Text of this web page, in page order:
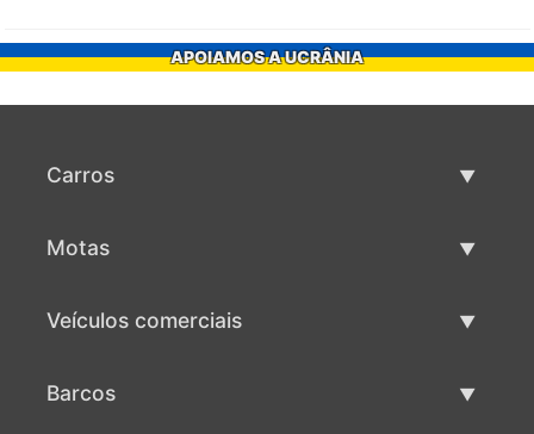
APOIAMOS A UCRÂNIA
Carros
Motas
Veículos comerciais
Barcos